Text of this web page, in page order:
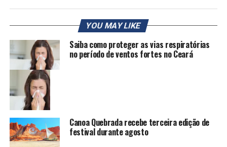
YOU MAY LIKE
Saiba como proteger as vias respiratórias
no período de ventos fortes no Ceará
Canoa Quebrada recebe terceira edição de
festival durante agosto